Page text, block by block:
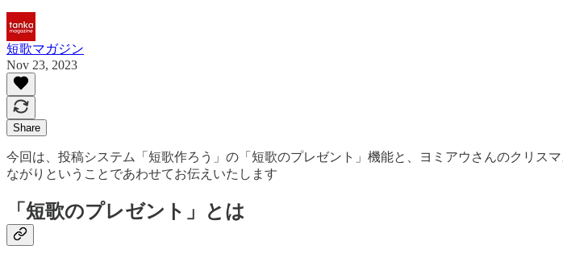
短歌マガジン
Nov 23, 2023
Share
今回は、投稿システム「短歌作ろう」の「短歌のプレゼント」機能と、ヨミアウさんのクリ
ながりということであわせてお伝えいたします
「短歌のプレゼント」とは